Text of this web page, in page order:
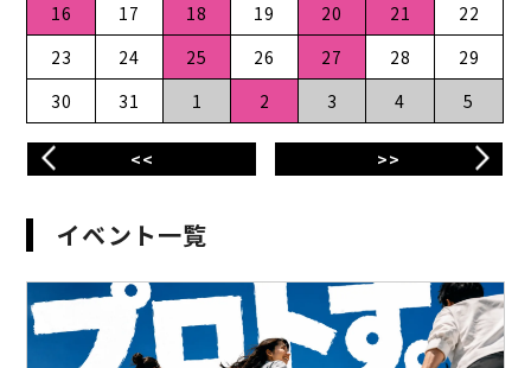
<< >>
16
17 18 19 20 21
22
23
24 25 26 27 28
29
30
31 1 2 3 4 5
イベント一覧